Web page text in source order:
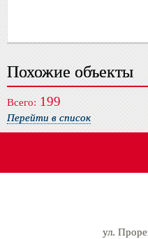
Похожие объекты
Всего: 199
Перейти в список
ул.